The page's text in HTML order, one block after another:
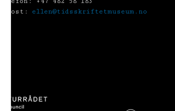
E-post: ellen@tidsskriftetmuseum.no